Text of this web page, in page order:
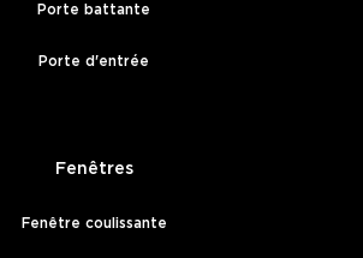
Porte battante
Porte d'entrée
Fenêtres
Fenêtre coulissante